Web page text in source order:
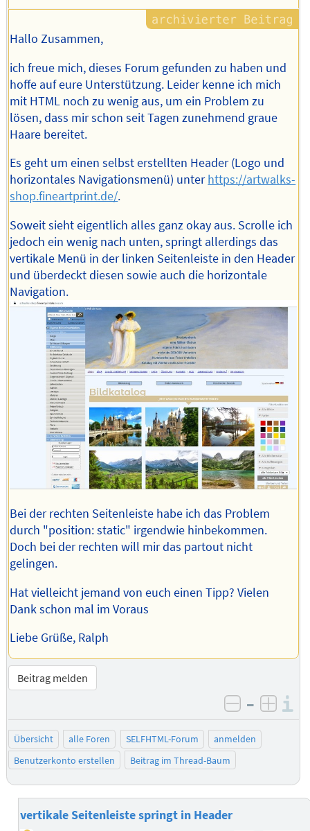
Hallo Zusammen,
ich freue mich, dieses Forum gefunden zu haben und
hoffe auf eure Unterstützung. Leider kenne ich mich
mit HTML noch zu wenig aus, um ein Problem zu
lösen, dass mir schon seit Tagen zunehmend graue
Haare bereitet.
Es geht um einen selbst erstellten Header (Logo und
horizontales Navigationsmenü) unterhttps://artwalks-
shop.fineartprint.de/.
Soweit sieht eigentlich alles ganz okay aus. Scrolle ich
jedoch ein wenig nach unten, springt allerdings das
vertikale Menü in der linken Seitenleiste in den Header
und überdeckt diesen sowie auch die horizontale
Navigation.
Bei der rechten Seitenleiste habe ich das Problem
durch "position: static" irgendwie hinbekommen.
Doch bei der rechten will mir das partout nicht
gelingen.
Hat vielleicht jemand von euch einen Tipp? Vielen
Dank schon mal im Voraus
Liebe Grüße, Ralph
Beitrag melden
negativ
–
Übersicht alle Foren SELFHTML-Forum
anmelden
Benutzerkonto erstellen
Beitrag im Thread-Baum
vertikale Seitenleiste springt in Header